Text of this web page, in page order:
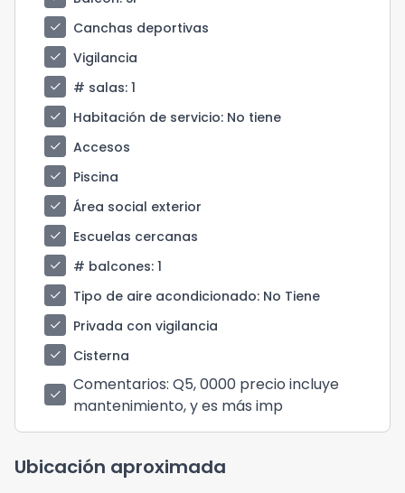
check
Canchas deportivas
check
Vigilancia
check
# salas: 1
check
Habitación de servicio: No tiene
check
Accesos
check
Piscina
check
Área social exterior
check
Escuelas cercanas
check
# balcones: 1
check
Tipo de aire acondicionado: No Tiene
check
Privada con vigilancia
check
Cisterna
check Comentarios: Q5, 0000 precio incluye
mantenimiento, y es más imp
Ubicación aproximada